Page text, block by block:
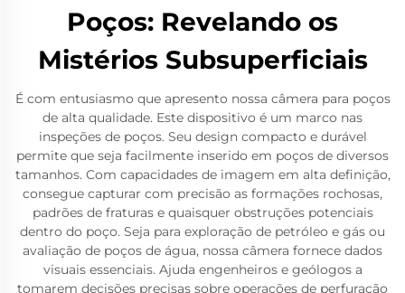
Poços: Revelando os
Mistérios Subsuperficiais
É com entusiasmo que apresento nossa câmera para poços
de alta qualidade. Este dispositivo é um marco nas
inspeções de poços. Seu design compacto e durável
permite que seja facilmente inserido em poços de diversos
tamanhos. Com capacidades de imagem em alta definição,
consegue capturar com precisão as formações rochosas,
padrões de fraturas e quaisquer obstruções potenciais
dentro do poço. Seja para exploração de petróleo e gás ou
avaliação de poços de água, nossa câmera fornece dados
visuais essenciais. Ajuda engenheiros e geólogos a
tomarem decisões precisas sobre operações de perfuração